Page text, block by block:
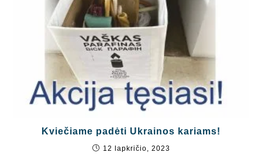
Kviečiame padėti Ukrainos kariams!
12 lapkričio, 2023